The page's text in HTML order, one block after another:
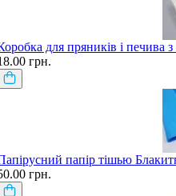
для пряників і печива
грн.
папір тішью
грн.